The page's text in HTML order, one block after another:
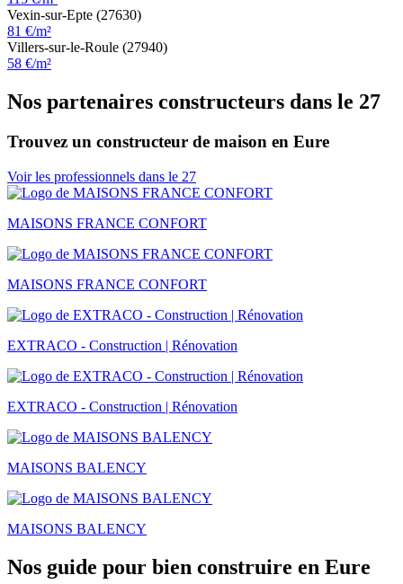
Vexin-sur-Epte (27630)
81 €/m²
Villers-sur-le-Roule (27940)
58 €/m²
Nos partenaires constructeurs dans le 27
Trouvez un constructeur de maison en Eure
Voir les professionnels dans le 27
MAISONS FRANCE CONFORT
MAISONS FRANCE CONFORT
EXTRACO - Construction | Rénovation
EXTRACO - Construction | Rénovation
MAISONS BALENCY
MAISONS BALENCY
Nos guide pour bien construire en Eure